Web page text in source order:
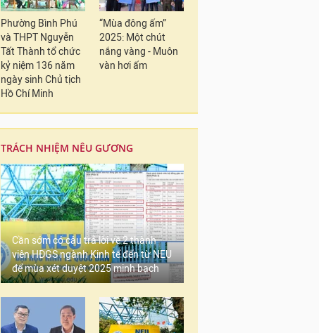
Phường Bình Phú
và THPT Nguyễn
Tất Thành tổ chức
kỷ niệm 136 năm
ngày sinh Chủ tịch
Hồ Chí Minh
“Mùa đông ấm”
2025: Một chút
nắng vàng - Muôn
vàn hơi ấm
TRÁCH NHIỆM NÊU GƯƠNG
Cần sớm có câu trả lời về 2 thành
viên HĐGS ngành Kinh tế đến từ NEU
để mùa xét duyệt 2025 minh bạch